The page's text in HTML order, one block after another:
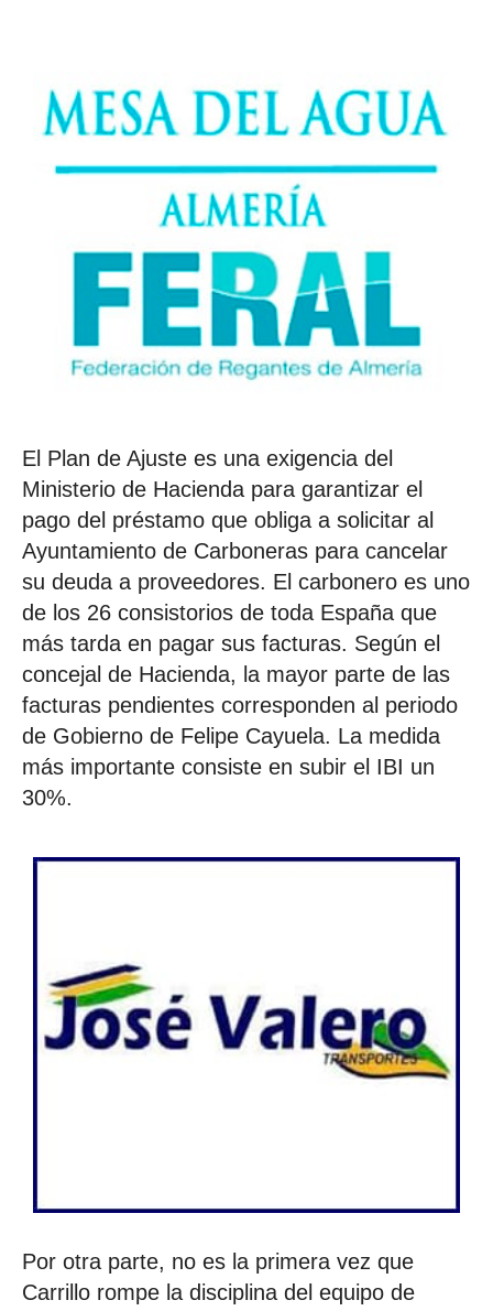
El Plan de Ajuste es una exigencia del
Ministerio de Hacienda para garantizar el
pago del préstamo que obliga a solicitar al
Ayuntamiento de Carboneras para cancelar
su deuda a proveedores. El carbonero es uno
de los 26 consistorios de toda España que
más tarda en pagar sus facturas. Según el
concejal de Hacienda, la mayor parte de las
facturas pendientes corresponden al periodo
de Gobierno de Felipe Cayuela. La medida
más importante consiste en subir el IBI un
30%.
Por otra parte, no es la primera vez que
Carrillo rompe la disciplina del equipo de